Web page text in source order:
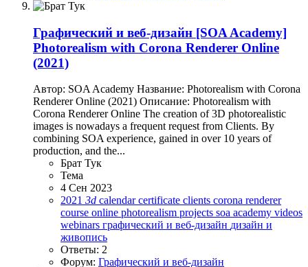
Графический и веб-дизайн [SOA Academy]
Photorealism with Corona Renderer Online
(2021)
Автор: SOA Academy Название: Photorealism with Corona
Renderer Online (2021) Описание: Photorealism with
Corona Renderer Online The creation of 3D photorealistic
images is nowadays a frequent request from Clients. By
combining SOA experience, gained in over 10 years of
production, and the...
Брат Тук
Тема
4 Сен 2023
2021 3d calendarcertificate clients corona renderer
course online photorealism projects soa academy videos
webinars графический и веб-дизайн дизайн и
живопись
Ответы: 2
Форум: Графический и веб-дизайн